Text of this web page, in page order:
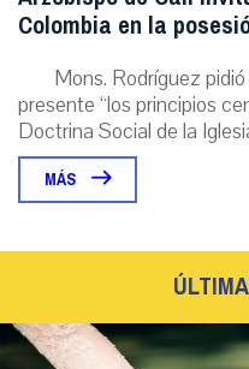
Colombia en la
Mons. Rodríguez
presente “los principios
Doctrina Social de la
MÁS